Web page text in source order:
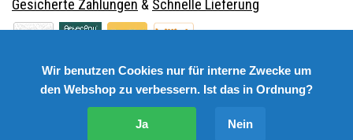
Gesicherte Zahlungen & Schnelle Lieferung
Wir benutzen Cookies nur für interne Zwecke um
den Webshop zu verbessern. Ist das in Ordnung?
Ja Nein